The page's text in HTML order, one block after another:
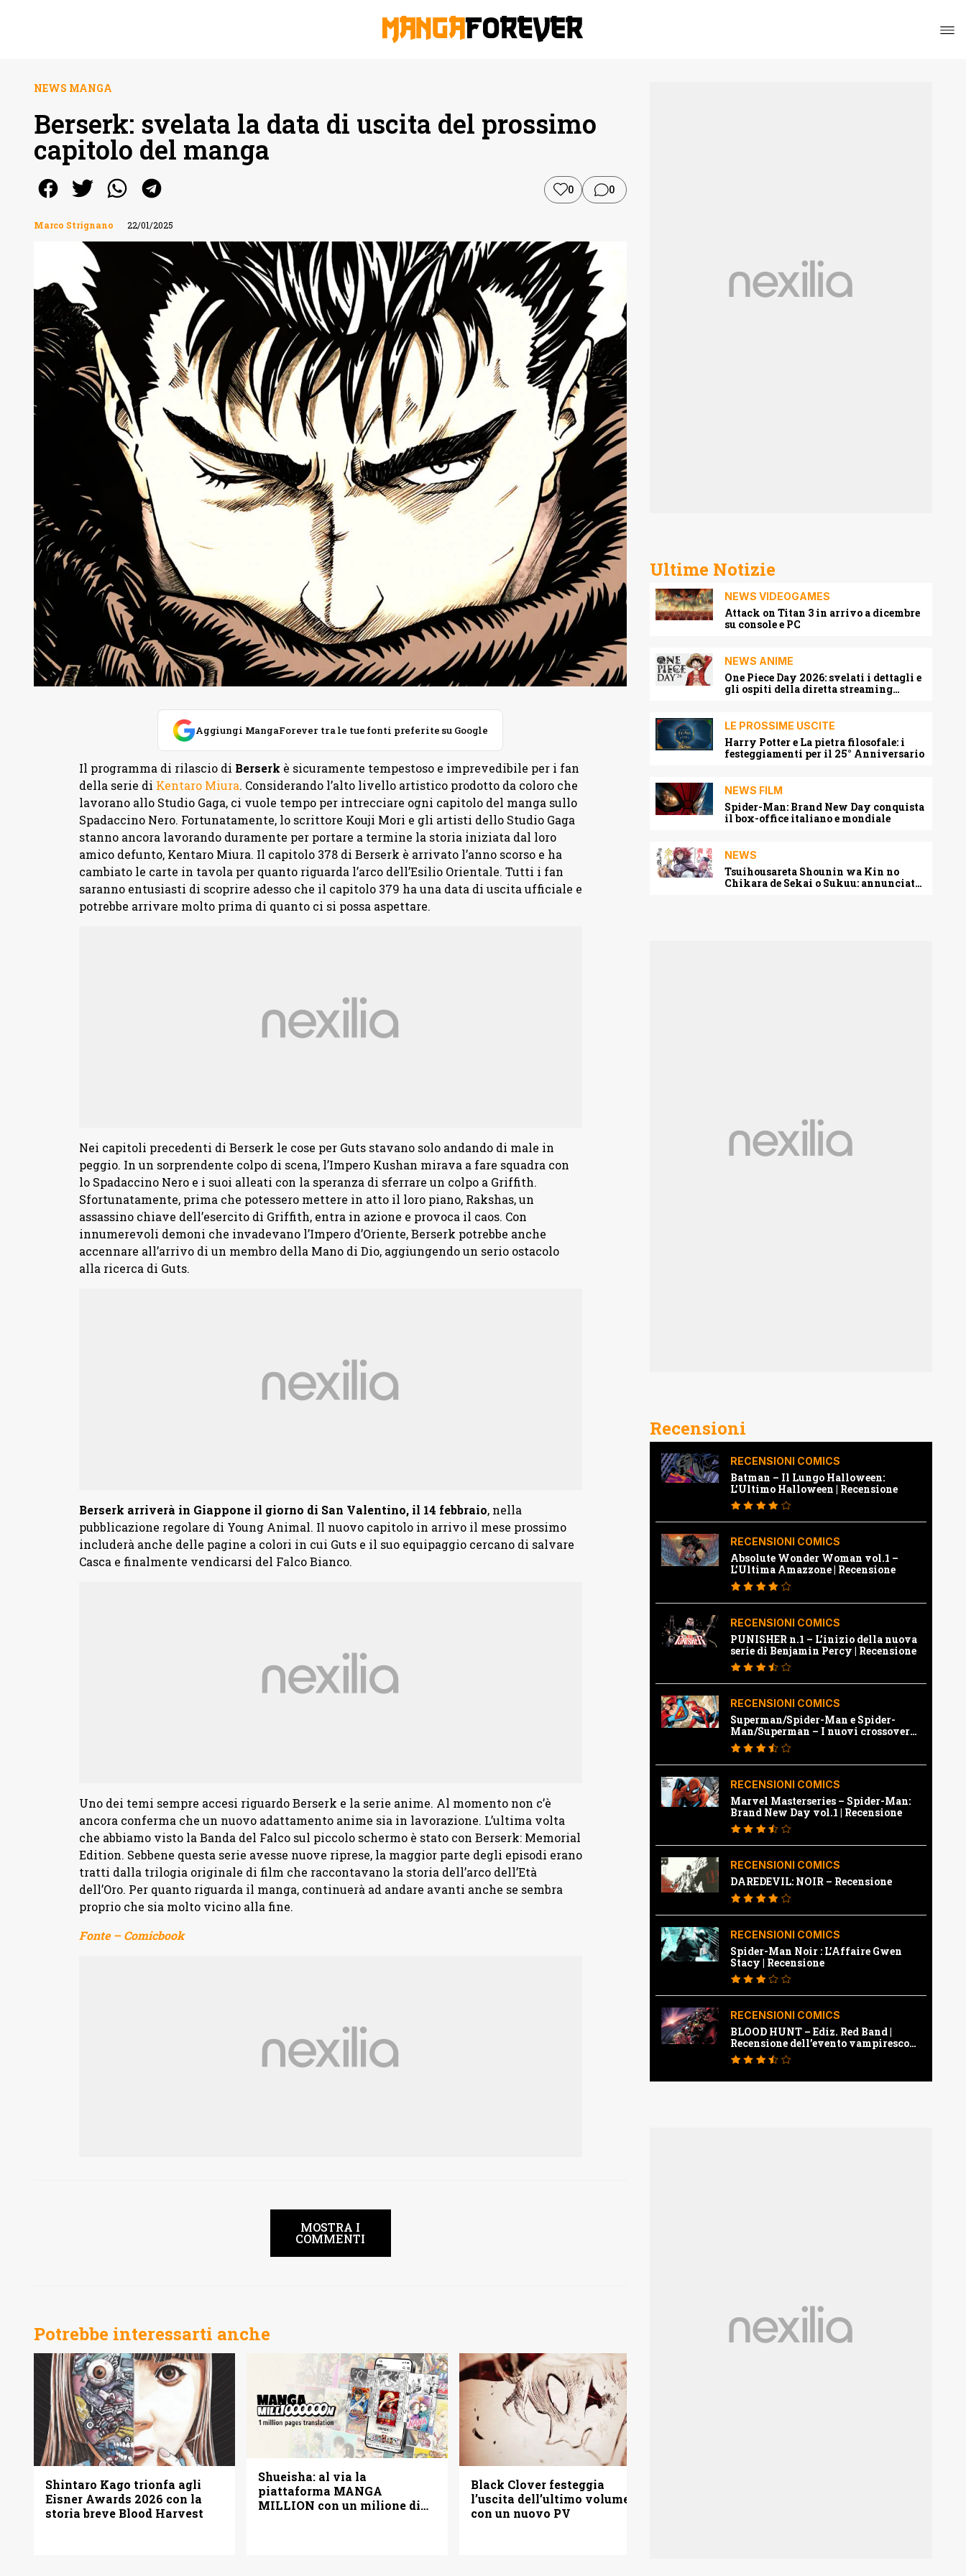
NEWS MANGA
Berserk: svelata la data di uscita del prossimo
capitolo del manga
0 0
Marco Strignano 22/01/2025
Aggiungi MangaForever tra le tue fonti preferite su Google
Il programma di rilascio di Berserk è sicuramente tempestoso e imprevedibile per i fan
della serie di Kentaro Miura. Considerando l’alto livello artistico prodotto da coloro che
lavorano allo Studio Gaga, ci vuole tempo per intrecciare ogni capitolo del manga sullo
Spadaccino Nero. Fortunatamente, lo scrittore Kouji Mori e gli artisti dello Studio Gaga
stanno ancora lavorando duramente per portare a termine la storia iniziata dal loro
amico defunto, Kentaro Miura. Il capitolo 378 di Berserk è arrivato l’anno scorso e ha
cambiato le carte in tavola per quanto riguarda l’arco dell’Esilio Orientale. Tutti i fan
saranno entusiasti di scoprire adesso che il capitolo 379 ha una data di uscita ufficiale e
potrebbe arrivare molto prima di quanto ci si possa aspettare.
Nei capitoli precedenti di Berserk le cose per Guts stavano solo andando di male in
peggio. In un sorprendente colpo di scena, l’Impero Kushan mirava a fare squadra con
lo Spadaccino Nero e i suoi alleati con la speranza di sferrare un colpo a Griffith.
Sfortunatamente, prima che potessero mettere in atto il loro piano, Rakshas, ​​un
assassino chiave dell’esercito di Griffith, entra in azione e provoca il caos. Con
innumerevoli demoni che invadevano l’Impero d’Oriente, Berserk potrebbe anche
accennare all’arrivo di un membro della Mano di Dio, aggiungendo un serio ostacolo
alla ricerca di Guts.
Berserk arriverà in Giappone il giorno di San Valentino, il 14 febbraio, nella
pubblicazione regolare di Young Animal. Il nuovo capitolo in arrivo il mese prossimo
includerà anche delle pagine a colori in cui Guts e il suo equipaggio cercano di salvare
Casca e finalmente vendicarsi del Falco Bianco.
Uno dei temi sempre accesi riguardo Berserk e la serie anime. Al momento non c’è
ancora conferma che un nuovo adattamento anime sia in lavorazione. L’ultima volta
che abbiamo visto la Banda del Falco sul piccolo schermo è stato con Berserk: Memorial
Edition. Sebbene questa serie avesse nuove riprese, la maggior parte degli episodi erano
tratti dalla trilogia originale di film che raccontavano la storia dell’arco dell’Età
dell’Oro. Per quanto riguarda il manga, continuerà ad andare avanti anche se sembra
proprio che sia molto vicino alla fine.
Fonte – Comicbook
MOSTRA I
COMMENTI
Potrebbe interessarti anche
Shintaro Kago trionfa agli
Eisner Awards 2026 con la
storia breve Blood Harvest
Shueisha: al via la
piattaforma MANGA
MILLION con un milione di
Black Clover festeggia
l’uscita dell’ultimo volume
con un nuovo PV
Ultime Notizie
NEWS VIDEOGAMES
Attack on Titan 3 in arrivo a dicembre
su console e PC
NEWS ANIME
One Piece Day 2026: svelati i dettagli e
gli ospiti della diretta streaming
LE PROSSIME USCITE
Harry Potter e La pietra filosofale: i
festeggiamenti per il 25° Anniversario
NEWS FILM
Spider-Man: Brand New Day conquista
il box-office italiano e mondiale
NEWS
Tsuihousareta Shounin wa Kin no
Chikara de Sekai o Sukuu: annunciato
Recensioni
RECENSIONI COMICS
Batman – Il Lungo Halloween:
L’Ultimo Halloween | Recensione
RECENSIONI COMICS
Absolute Wonder Woman vol.1 –
L’Ultima Amazzone | Recensione
RECENSIONI COMICS
PUNISHER n.1 – L’inizio della nuova
serie di Benjamin Percy | Recensione
RECENSIONI COMICS
Superman/Spider-Man e Spider-
Man/Superman – I nuovi crossover
Marvel e Dc | Recensione
RECENSIONI COMICS
Marvel Masterseries – Spider-Man:
Brand New Day vol.1 | Recensione
RECENSIONI COMICS
DAREDEVIL: NOIR – Recensione
RECENSIONI COMICS
Spider-Man Noir : L’Affaire Gwen
Stacy | Recensione
RECENSIONI COMICS
BLOOD HUNT – Ediz. Red Band |
Recensione dell’evento vampiresco
della Marvel